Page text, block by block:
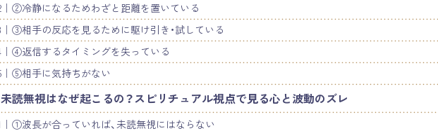
②冷静になるためわざと距離を置いている
③相手の反応を見るために駆け引き・試している
④返信するタイミングを失っている
⑤相手に気持ちがない
未読無視はなぜ起こるの？スピリチュアル視点で見る心と波動のズレ
①波長が合っていれば、未読無視にはならない